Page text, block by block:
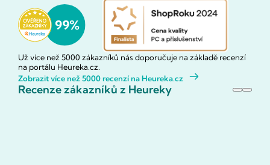
Už více než 5000 zákazníků nás doporučuje na základě recenzí
na portálu Heureka.cz.
Zobrazit více než 5000 recenzí na Heureka.cz
Recenze zákazníků z Heureky